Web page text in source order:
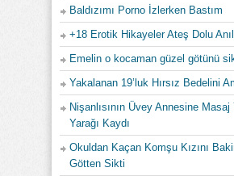
Baldızımı Porno İzlerken Bastım
+18 Erotik Hikayeler Ateş Dolu
Emelin o kocaman güzel götünü
Yakalanan 19’luk Hırsız Bedelini
Nişanlısının Üvey Annesine Masaj
Yarağı Kaydı
Okuldan Kaçan Komşu Kızını
Götten Sikti